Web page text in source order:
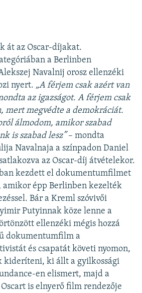
át az Oscar-díjakat.
a Berlinben
Navalnij orosz ellenzéki
nyert. „​A férjem csak azért van
az igazságot. A férjem csak
mert megvédte a demokráciát.
álmodom, amikor szabad
is szabad lesz” – mondta
Navalnaja a színpadon Daniel
az Oscar-díj átvételekor.
kezdett el dokumentumfilmet
épp Berlinben kezelték
Bár a Kreml szóvivői
Putyinnak köze lenne a
ellenzéki mégis hozzá
dokumentumfilm a
és csapatát követi nyomon,
kideríteni, ki állt a gyilkossági
en elismert, majd a
is elnyerő film rendezője